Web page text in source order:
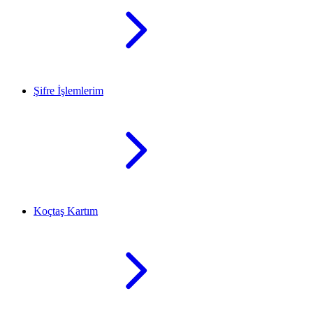
Şifre İşlemlerim
Koçtaş Kartım